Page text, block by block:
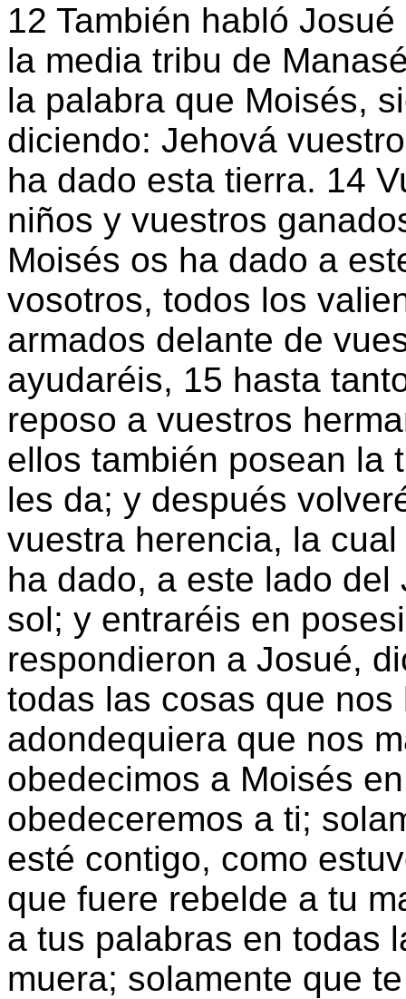
12 También habló
la media tribu de
la palabra que Moisés,
diciendo: Jehová
ha dado esta tierra. 14
niños y vuestros
Moisés os ha dado a
vosotros, todos los
armados delante de
ayudaréis, 15 hasta
reposo a vuestros
ellos también posean la
les da; y después
vuestra herencia, la
ha dado, a este lado
sol; y entraréis en
respondieron a Josué,
todas las cosas que
adondequiera que nos
obedecimos a Moisés
obedeceremos a ti;
esté contigo, como
que fuere rebelde a tu
a tus palabras en todas
muera; solamente que